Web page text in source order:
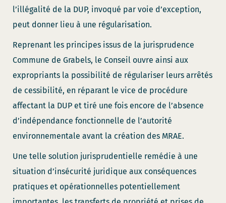
l’illégalité de la DUP, invoqué par voie d’exception,
peut donner lieu à une régularisation.
Reprenant les principes issus de la jurisprudence
Commune de Grabels, le Conseil ouvre ainsi aux
expropriants la possibilité de régulariser leurs arrêtés
de cessibilité, en réparant le vice de procédure
affectant la DUP et tiré une fois encore de l’absence
d’indépendance fonctionnelle de l’autorité
environnementale avant la création des MRAE.
Une telle solution jurisprudentielle remédie à une
situation d’insécurité juridique aux conséquences
pratiques et opérationnelles potentiellement